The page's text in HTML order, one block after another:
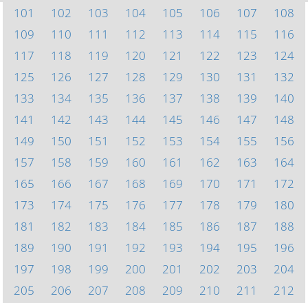
101
102 103 104 105 106 107
108
109
110 111 112 113 114 115
116
117
118 119 120 121 122 123
124
125
126 127 128 129 130 131
132
133
134 135 136 137 138 139
140
141
142 143 144 145 146 147
148
149
150 151 152 153 154 155
156
157
158 159 160 161 162 163
164
165
166 167 168 169 170 171
172
173
174 175 176 177 178 179
180
181
182 183 184 185 186 187
188
189
190 191 192 193 194 195
196
197
198 199 200 201 202 203
204
205
206 207 208 209 210 211
212